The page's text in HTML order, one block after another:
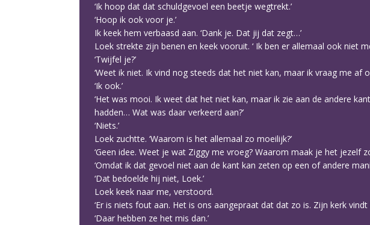
‘Ik hoop dat dat schuldgevoel een beetje wegtrekt.’
‘Hoop ik ook voor je.’
Ik keek hem verbaasd aan. ‘Dank je. Dat jij dat zegt…’
Loek strekte zijn benen en keek vooruit. ‘ Ik ben er allemaal ook niet
‘Twijfel je?’
‘Weet ik niet. Ik vind nog steeds dat het niet kan, maar ik vraag me af
‘Ik ook.’
‘Het was mooi. Ik weet dat het niet kan, maar ik zie aan de andere
hadden… Wat was daar verkeerd aan?’
‘Niets.’
Loek zuchtte. ‘Waarom is het allemaal zo moeilijk?’
‘Geen idee. Weet je wat Ziggy me vroeg? Waarom maak je het jezelf
‘Omdat ik dat gevoel niet aan de kant kan zeten op een of andere
‘Dat bedoelde hij niet, Loek.’
Loek keek naar me, verstoord.
‘Er is niets fout aan. Het is ons aangepraat dat dat zo is. Zijn kerk
‘Daar hebben ze het mis dan.’